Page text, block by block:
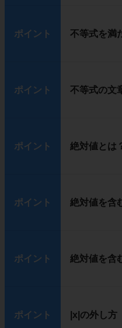
ポイント 不等式を満
ポイント 不等式の文
ポイント 絶対値とは
ポイント 絶対値を含
ポイント 絶対値を含
ポイント |x|の外し方